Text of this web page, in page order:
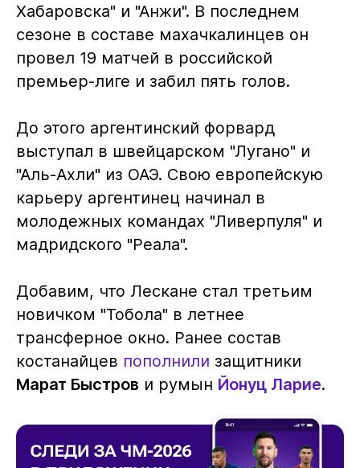
Хабаровска" и "Анжи". В последнем
сезоне в составе махачкалинцев он
провел 19 матчей в российской
премьер-лиге и забил пять голов.
До этого аргентинский форвард
выступал в швейцарском "Лугано" и
"Аль-Ахли" из ОАЭ. Свою европейскую
карьеру аргентинец начинал в
молодежных командах "Ливерпуля" и
мадридского "Реала".
Добавим, что Лескане стал третьим
новичком "Тобола" в летнее
трансферное окно. Ранее состав
костанайцев пополнили защитники
Марат Быстров и румын Йонуц Ларие.